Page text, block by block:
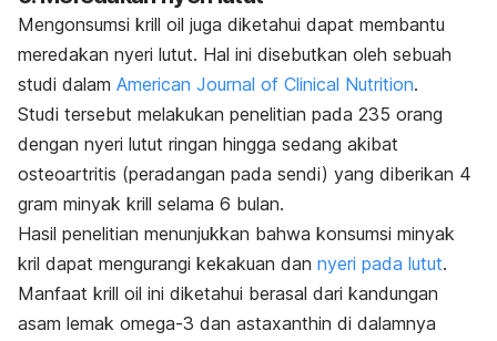
Mengonsumsi krill oil juga diketahui dapat membantu
meredakan nyeri lutut. Hal ini disebutkan oleh sebuah
studi dalam American Journal of Clinical Nutrition.
Studi tersebut melakukan penelitian pada 235 orang
dengan nyeri lutut ringan hingga sedang akibat
osteoartritis (peradangan pada sendi) yang diberikan 4
gram minyak krill selama 6 bulan.
Hasil penelitian menunjukkan bahwa konsumsi minyak
kril dapat mengurangi kekakuan dan nyeri pada lutut.
Manfaat krill oil ini diketahui berasal dari kandungan
asam lemak omega-3 dan astaxanthin di dalamnya